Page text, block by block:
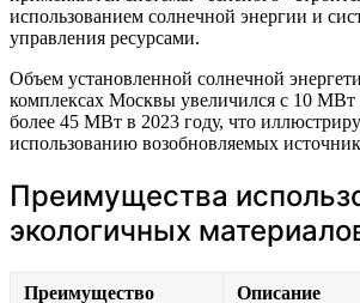
использованием солнечной энергии и
управления ресурсами.
Объем установленной солнечной
комплексах Москвы увеличился с 10 МВт
более 45 МВт в 2023 году, что
использованию возобновляемых
Преимущества
экологичных
Преимущество Описание